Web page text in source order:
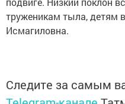
труженикам тыла, детям
Исмагиловна.
Следите за самым